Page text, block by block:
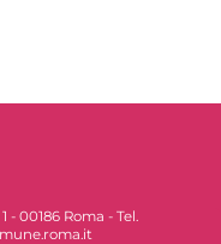
- 00186 Roma - Tel.